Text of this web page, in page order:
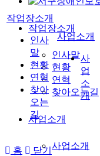
작업장소개
인사말
현황
연혁
찾아오는길
사업소개
사업소개
작업장소개
인사
말
현황
연혁
찾아
오는
길
사업소개
사
업
소
개
홈
닫기